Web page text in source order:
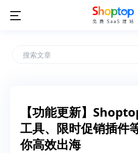

【功能更新】
工具、限时促销插件
你高效出海